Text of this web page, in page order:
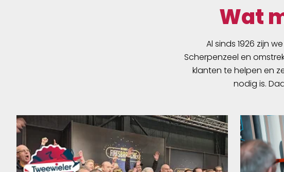
Wat
Al sinds 1926 zijn
Scherpenzeel en
klanten te helpen en
nodig is.